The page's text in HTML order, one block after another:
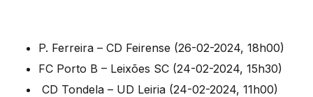
P. Ferreira – CD Feirense (26-02-2024, 18h00)
FC Porto B – Leixões SC (24-02-2024, 15h30)
CD Tondela – UD Leiria (24-02-2024, 11h00)